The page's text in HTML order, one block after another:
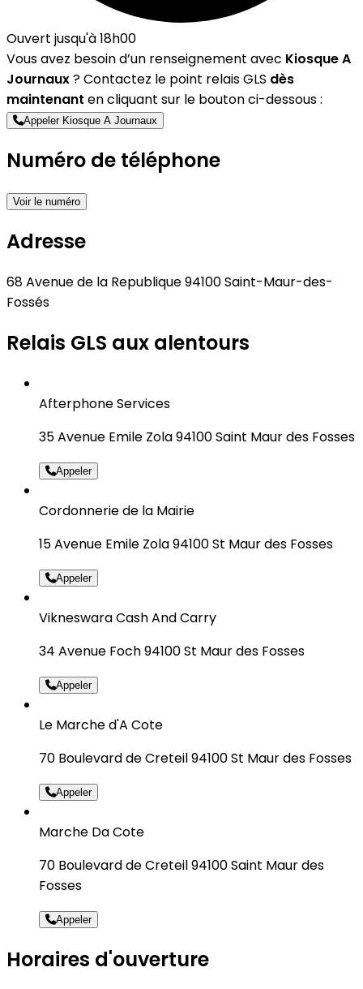
Ouvert jusqu'à 18h00
Vous avez besoin d’un renseignement avec Kiosque A
Journaux? Contactez le point relais GLS dès
maintenant en cliquant sur le bouton ci-dessous :
Appeler Kiosque A Journaux
Numéro de téléphone
Voir le numéro
Adresse
68 Avenue de la Republique 94100 Saint-Maur-des-
Fossés
Relais GLS aux alentours
Afterphone Services
35 Avenue Emile Zola 94100 Saint Maur des Fosses
Appeler
Cordonnerie de la Mairie
15 Avenue Emile Zola 94100 St Maur des Fosses
Appeler
Vikneswara Cash And Carry
34 Avenue Foch 94100 St Maur des Fosses
Appeler
Le Marche d'A Cote
70 Boulevard de Creteil 94100 St Maur des Fosses
Appeler
Marche Da Cote
70 Boulevard de Creteil 94100 Saint Maur des
Fosses
Appeler
Horaires d'ouverture